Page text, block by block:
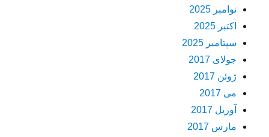
نوامبر 2025
اکتبر 2025
سپتامبر 2025
جولای 2017
ژوئن 2017
می 2017
آوریل 2017
مارس 2017